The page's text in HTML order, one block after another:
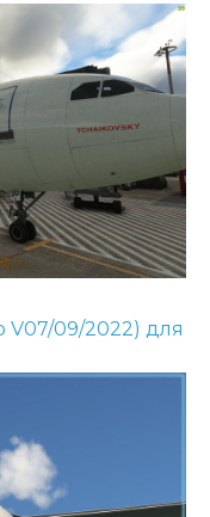
V07/09/2022) для